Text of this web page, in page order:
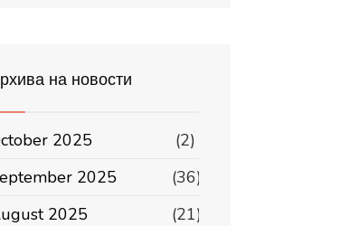
на новости
2025
(2)
2025
(36)
2025
(21)